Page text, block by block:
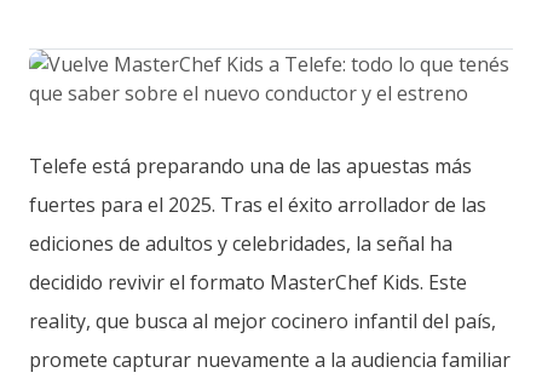
Telefe está preparando una de las apuestas más
fuertes para el 2025. Tras el éxito arrollador de las
ediciones de adultos y celebridades, la señal ha
decidido revivir el formato MasterChef Kids. Este
reality, que busca al mejor cocinero infantil del país,
promete capturar nuevamente a la audiencia familiar